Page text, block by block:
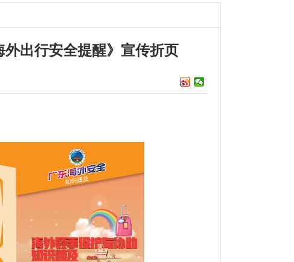
出行安全提醒》宣传折页